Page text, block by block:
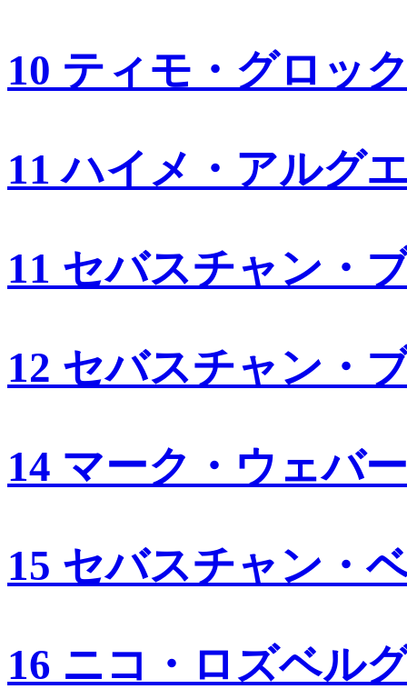
10 ティモ・グロッ
11 ハイメ・アルグ
11 セバスチャン・
12 セバスチャン・
14 マーク・ウェバー
15 セバスチャン・
16 ニコ・ロズベル